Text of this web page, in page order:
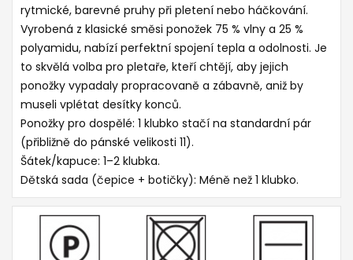
rytmické, barevné pruhy při pletení nebo háčkování.
Vyrobená z klasické směsi ponožek 75 % vlny a 25 %
polyamidu, nabízí perfektní spojení tepla a odolnosti. Je
to skvělá volba pro pletaře, kteří chtějí, aby jejich
ponožky vypadaly propracovaně a zábavně, aniž by
museli vplétat desítky konců.
Ponožky pro dospělé: 1 klubko stačí na standardní pár
(přibližně do pánské velikosti 11).
Šátek/kapuce: 1–2 klubka.
Dětská sada (čepice + botičky): Méně než 1 klubko.